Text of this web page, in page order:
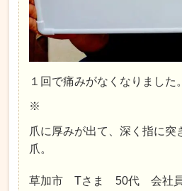
１回で痛みがなくなりました。
※
爪に厚みが出て、深く指に突
爪。
草加市 Tさま 50代 会社